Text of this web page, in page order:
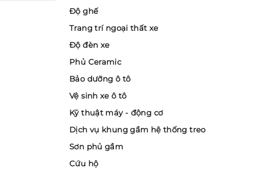
Độ ghế
Trang trí ngoại thất xe
Độ đèn xe
Phủ Ceramic
Bảo dưỡng ô tô
Vệ sinh xe ô tô
Kỹ thuật máy - động cơ
Dịch vụ khung gầm hệ thống treo
Sơn phủ gầm
Cứu hộ